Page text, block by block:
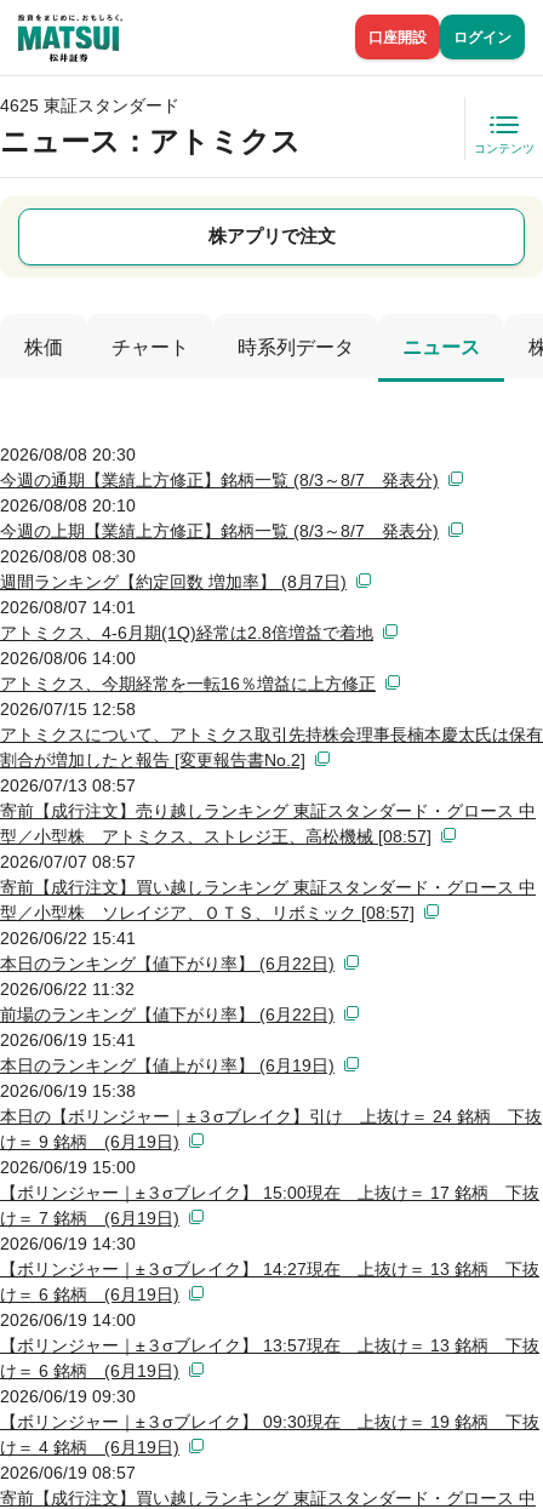
口座開設 ログイン
4625 東証スタンダード
ニュース ：アトミクス コンテンツ
株アプリで注文
株価 チャート 時系列データ ニュース
2026/08/08 20:30
今週の通期【業績上方修正】銘柄一覧 (8/3～8/7 発表分)
2026/08/08 20:10
今週の上期【業績上方修正】銘柄一覧 (8/3～8/7 発表分)
2026/08/08 08:30
週間ランキング【約定回数 増加率】 (8月7日)
2026/08/07 14:01
アトミクス、4-6月期(1Q)経常は2.8倍増益で着地
2026/08/06 14:00
アトミクス、今期経常を一転16％増益に上方修正
2026/07/15 12:58
アトミクスについて、アトミクス取引先持株会理事長楠本慶太氏は保有
割合が増加したと報告 [変更報告書No.2]
2026/07/13 08:57
寄前【成行注文】売り越しランキング 東証スタンダード・グロース 中
型／小型株 アトミクス、ストレジ王、高松機械 [08:57]
2026/07/07 08:57
寄前【成行注文】買い越しランキング 東証スタンダード・グロース 中
型／小型株 ソレイジア、ＯＴＳ、リボミック [08:57]
2026/06/22 15:41
本日のランキング【値下がり率】 (6月22日)
2026/06/22 11:32
前場のランキング【値下がり率】 (6月22日)
2026/06/19 15:41
本日のランキング【値上がり率】 (6月19日)
2026/06/19 15:38
本日の【ボリンジャー｜±３σブレイク】引け 上抜け＝ 24 銘柄 下抜
け＝ 9 銘柄 (6月19日)
2026/06/19 15:00
【ボリンジャー｜±３σブレイク】 15:00現在 上抜け＝ 17 銘柄 下抜
け＝ 7 銘柄 (6月19日)
2026/06/19 14:30
【ボリンジャー｜±３σブレイク】 14:27現在 上抜け＝ 13 銘柄 下抜
け＝ 6 銘柄 (6月19日)
2026/06/19 14:00
【ボリンジャー｜±３σブレイク】 13:57現在 上抜け＝ 13 銘柄 下抜
け＝ 6 銘柄 (6月19日)
2026/06/19 09:30
【ボリンジャー｜±３σブレイク】 09:30現在 上抜け＝ 19 銘柄 下抜
け＝ 4 銘柄 (6月19日)
2026/06/19 08:57
寄前【成行注文】買い越しランキング 東証スタンダード・グロース 中